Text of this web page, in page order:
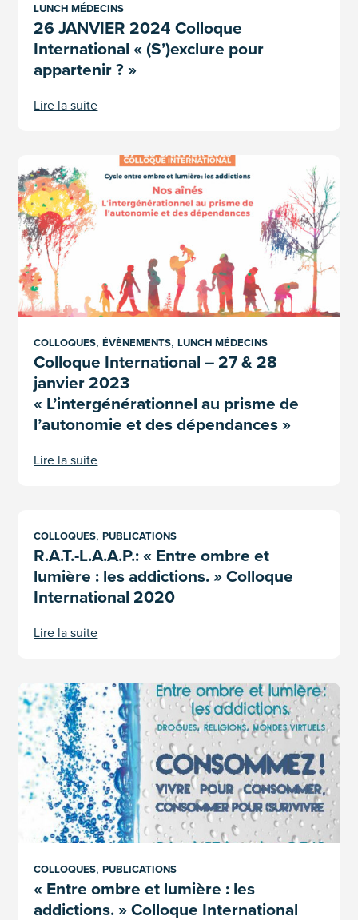
LUNCH MÉDECINS
26 JANVIER 2024 Colloque
International « (S’)exclure pour
appartenir ? »
Lire la suite
Colloque International – 27 & 28 janvier 2023
« L’intergénérationnel au prisme de l’autonomie et des
COLLOQUES,ÉVÈNEMENTS,LUNCH MÉDECINS
Colloque International – 27 & 28
janvier 2023
« L’intergénérationnel au prisme de
l’autonomie et des dépendances »
Lire la suite
COLLOQUES,PUBLICATIONS
R.A.T.-L.A.A.P.: « Entre ombre et
lumière : les addictions. » Colloque
International 2020
Lire la suite
« Entre ombre et lumière : les addictions. » Colloque
COLLOQUES,PUBLICATIONS
« Entre ombre et lumière : les
addictions. » Colloque International